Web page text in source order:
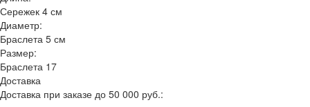
Сережек 4 см
Диаметр:
Браслета 5 см
Размер:
Браслета 17
Доставка
Доставка при заказе до 50 000 руб.: